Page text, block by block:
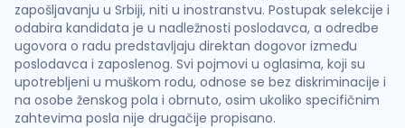
zapošljavanju u Srbiji, niti u inostranstvu. Postupak selekcije i
odabira kandidata je u nadležnosti poslodavca, a odredbe
ugovora o radu predstavljaju direktan dogovor između
poslodavca i zaposlenog. Svi pojmovi u oglasima, koji su
upotrebljeni u muškom rodu, odnose se bez diskriminacije i
na osobe ženskog pola i obrnuto, osim ukoliko specifičnim
zahtevima posla nije drugačije propisano.